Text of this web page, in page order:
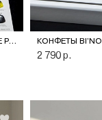
КОНФЕТЫ BI’NOCHE PREMIERE
2 790 р.